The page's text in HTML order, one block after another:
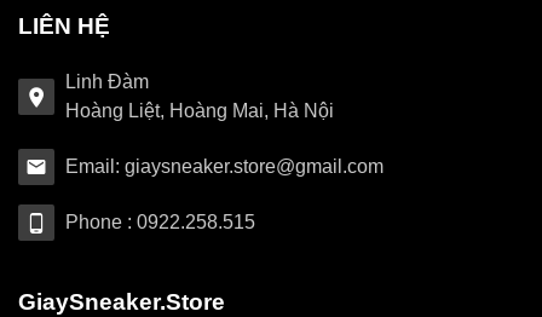
LIÊN HỆ
Linh Đàm
Hoàng Liệt, Hoàng Mai, Hà Nội
Email: giaysneaker.store@gmail.com
Phone : 0922.258.515
GiaySneaker.Store